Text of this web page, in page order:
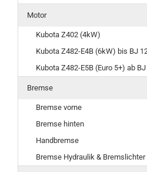
Motor
Kubota Z402 (4kW)
Kubota Z482-E4B (6kW) bis BJ
Kubota Z482-E5B (Euro 5+) ab
Bremse
Bremse vorne
Bremse hinten
Handbremse
Bremse Hydraulik & Bremslichter